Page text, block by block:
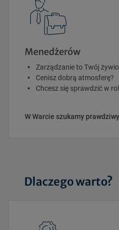
Menedżerów
Zarządzanie to Twój
Cenisz dobrą atmosferę?
Chcesz się sprawdzić w
W Warcie szukamy
Dlaczego warto?